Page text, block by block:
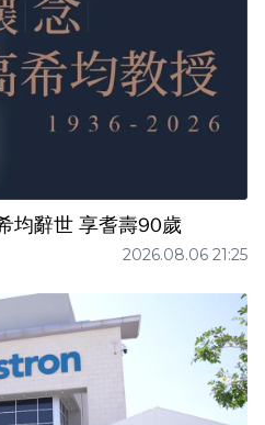
均辭世 享耆壽90歲
2026.08.06 21:25